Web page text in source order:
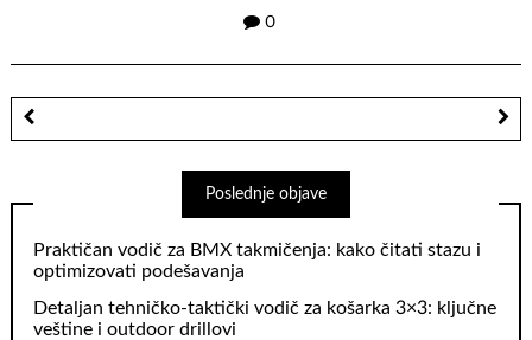
0
Poslednje objave
Praktičan vodič za BMX takmičenja: kako čitati stazu i
optimizovati podešavanja
Detaljan tehničko‑taktički vodič za košarka 3×3: ključne
veštine i outdoor drillovi